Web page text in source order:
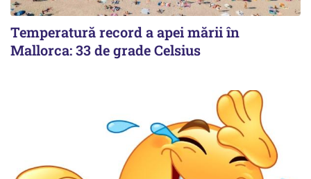
Temperatură record a apei mării în
Mallorca: 33 de grade Celsius